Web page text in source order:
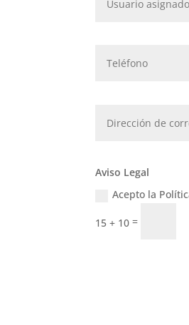
Aviso Legal
Acepto la
15 + 10 =